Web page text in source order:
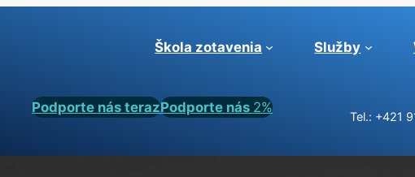
Škola zotavenia Služby
Podporte nás terazPodporte nás 2%
Tel.: +421